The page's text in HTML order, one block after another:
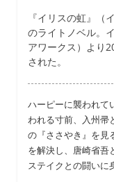
『イリスの虹』（
のライトノベル。
アワークス）より
された。
ハーピーに襲われて
われる寸前、入州帚
の『ささやき』を見
を解決し、唐崎省吾
ステイクとの闘いに